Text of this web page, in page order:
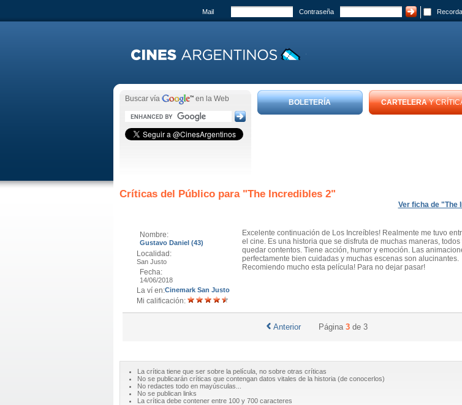
Mail Contraseña
Buscar vía en la Web BOLETERÍA CARTELERAY
Críticas del Público para "The Incredibles 2"
Ver ficha de "The
Nombre:
Gustavo Daniel (43)
Localidad:
San Justo
Fecha:
14/06/2018
La ví en:Cinemark San Justo
Mi calificación:
Excelente continuación de Los Increíbles! Realmente me tuvo
el cine. Es una historia que se disfruta de muchas maneras, todos
quedar contentos. Tiene acción, humor y emoción. Las
perfectamente bien cuidadas y muchas escenas son alucinantes.
Recomiendo mucho esta película! Para no dejar pasar!
Anterior Página 3de 3
La crítica tiene que ser sobre la película, no sobre otras críticas
No se publicarán críticas que contengan datos vitales de la historia (de conocerlos)
No redactes todo en mayúsculas...
No se publican links
La crítica debe contener entre 100 y 700 caracteres